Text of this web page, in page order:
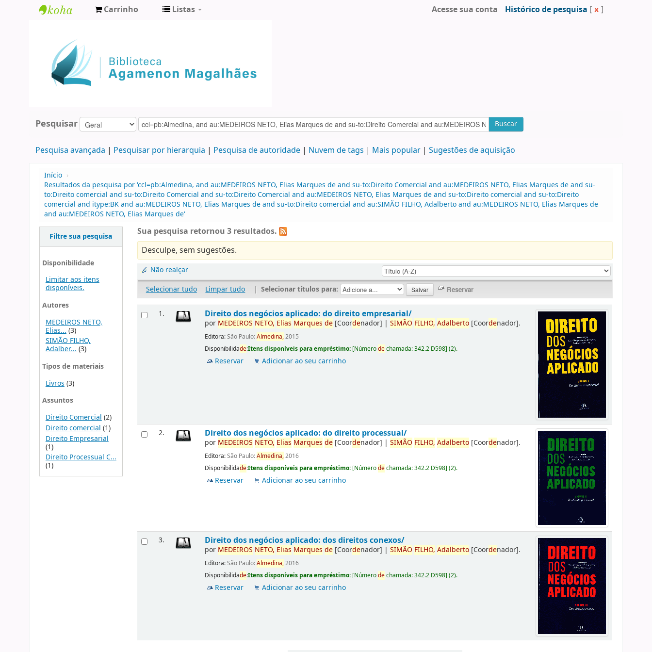
Agamenon
Magalhães
Carrinho Listas Acesse sua conta Histórico de pesquisa [ x ]
Pesquisar Buscar
Pesquisa avançada Pesquisar por hierarquia Pesquisa de autoridade Nuvem de tags Mais popular Sugestões de aquisição
Início ›
Resultados da pesquisa por 'ccl=pb:Almedina, and au:MEDEIROS NETO, Elias Marques de and su-to:Direito Comercial and au:MEDEIROS NETO, Elias Marques de and su-
to:Direito comercial and su-to:Direito Comercial and su-to:Direito Comercial and au:MEDEIROS NETO, Elias Marques de and su-to:Direito comercial and su-to:Direito
comercial and itype:BK and au:MEDEIROS NETO, Elias Marques de and su-to:Direito comercial and au:SIMÃO FILHO, Adalberto and au:MEDEIROS NETO, Elias Marques de
and au:MEDEIROS NETO, Elias Marques de'
Filtre sua pesquisa
Disponibilidade
Limitar aos itens
disponíveis.
Autores
MEDEIROS NETO,
Elias... (3)
SIMÃO FILHO,
Adalber...(3)
Tipos de materiais
Livros (3)
Assuntos
Direito Comercial (2)
Direito comercial (1)
Direito Empresarial
(1)
Direito Processual C...
(1)
Sua pesquisa retornou 3 resultados.
Desculpe, sem sugestões.
Não realçar
Selecionar tudo
Limpar tudo | Selecionar títulos para:
1. Direito dos negócios aplicado: do direito empresarial/
por MEDEIROS NETO, Elias Marques de [Coordenador] |SIMÃO FILHO, Adalberto [Coordenador].
Editora:São Paulo:Almedina,2015
Disponibilidade:Itens disponíveis para empréstimo: [Númerodechamada:342.2 D598](2).
Reservar Adicionar ao seu carrinho
2. Direito dos negócios aplicado: do direito processual/
por MEDEIROS NETO, Elias Marques de [Coordenador] |SIMÃO FILHO, Adalberto [Coordenador].
Editora:São Paulo:Almedina,2016
Disponibilidade:Itens disponíveis para empréstimo: [Númerodechamada:342.2 D598](2).
Reservar Adicionar ao seu carrinho
3. Direito dos negócios aplicado: dos direitos conexos/
por MEDEIROS NETO, Elias Marques de [Coordenador] |SIMÃO FILHO, Adalberto [Coordenador].
Editora:São Paulo:Almedina,2016
Disponibilidade:Itens disponíveis para empréstimo: [Númerodechamada:342.2 D598](2).
Reservar Adicionar ao seu carrinho